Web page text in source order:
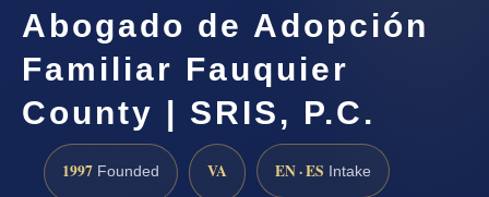
Abogado de Adopción
Familiar Fauquier
County | SRIS, P.C.
1997 Founded VA EN · ES Intake